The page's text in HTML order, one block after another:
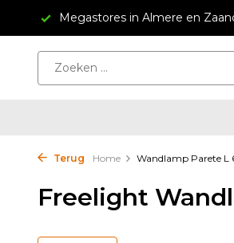
Megastores in Almere en
Terug Home Wandlamp Parete
Freelight